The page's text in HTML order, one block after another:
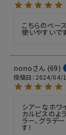
こちらのベー
使いやすいです
nono 69
投稿日
2024/04/
シアーなホワ
カルピスのよ
ラー、グラデ
す！